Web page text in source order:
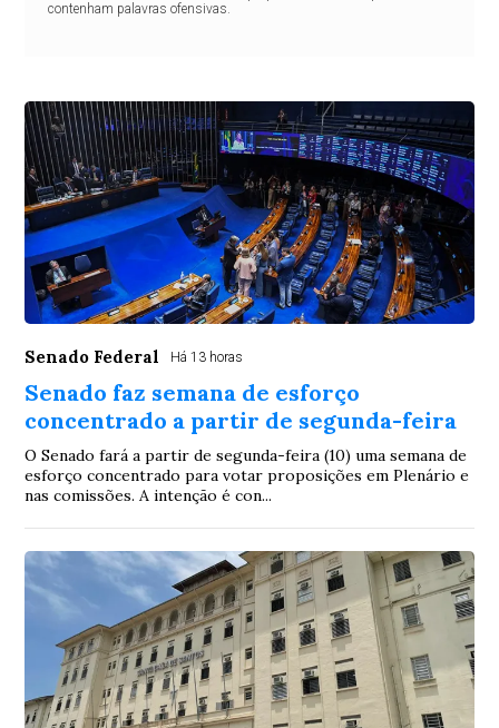
contenham palavras ofensivas.
Senado Federal Há 13 horas
Senado faz semana de esforço
concentrado a partir de segunda-feira
O Senado fará a partir de segunda-feira (10) uma semana de
esforço concentrado para votar proposições em Plenário e
nas comissões. A intenção é con...